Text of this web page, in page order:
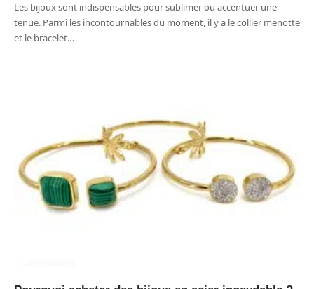
Les bijoux sont indispensables pour sublimer ou accentuer une
tenue. Parmi les incontournables du moment, il y a le collier menotte
et le bracelet…